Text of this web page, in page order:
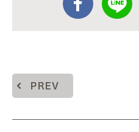
PREV